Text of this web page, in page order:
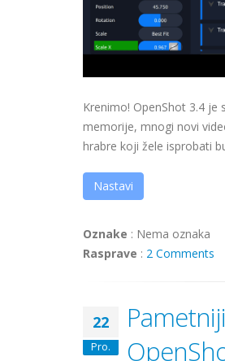
Krenimo! OpenShot 3.4
memorije, mnogi novi
hrabre koji žele isprobati
Nastavi
Oznake : Nema oznaka
Rasprave : 2 Comments
22
Pro.